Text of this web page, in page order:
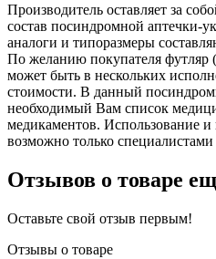
Производитель оставляет за
состав посиндромной аптечки-
аналоги и типоразмеры
По желанию покупателя футляр
может быть в нескольких
стоимости. В данный
необходимый Вам список
медикаментов. Использование
возможно только
Отзывов о товаре
Оставьте свой отзыв первым!
Отзывы о товаре